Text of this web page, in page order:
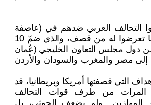
التحالف العربي ضدهم في (عاصفة
الحزم) رغم كل ما تعرضوا له من قصف، والذي ضمّ 10
دول مجلس التعاون الخليجي (عُمان
مصر والمغرب والسودان والأردن
التي قصفتها أمريكا وبريطانيا، قد
من طرف قوات التحالف
الموازين.. ولم يضعف الحوثي، بل